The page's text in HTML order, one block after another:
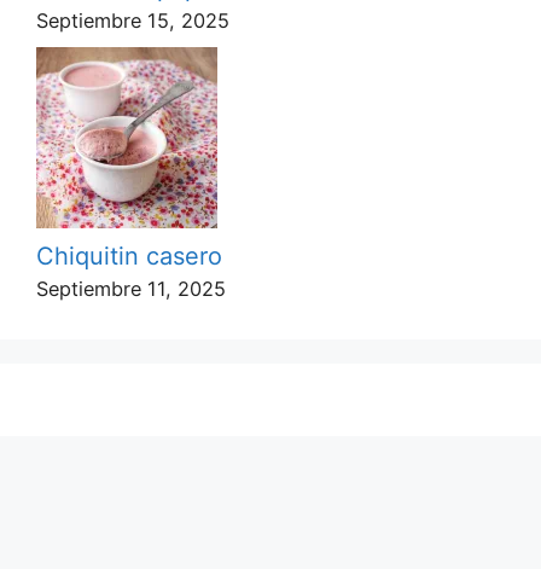
Septiembre 15, 2025
Chiquitin casero
Septiembre 11, 2025